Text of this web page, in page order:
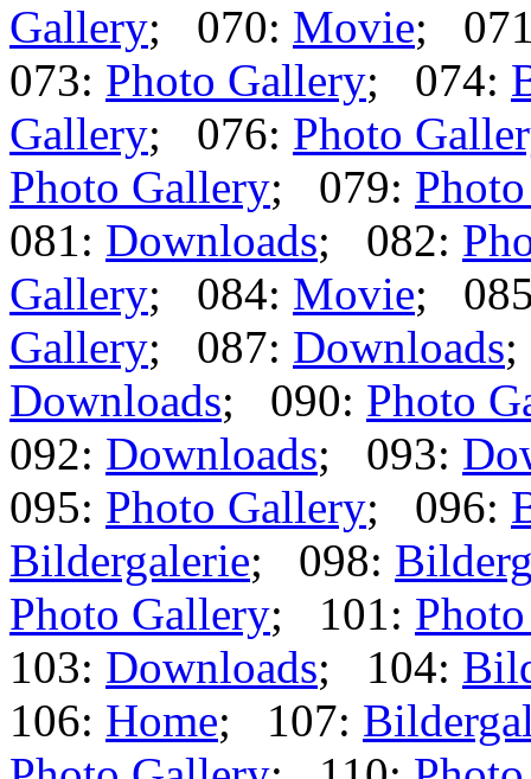
Gallery; 070: Movie;
073: Photo Gallery; 074:
Gallery; 076: Photo
Photo Gallery; 079:
081: Downloads; 082:
Gallery; 084: Movie;
Gallery; 087: Downloads
Downloads; 090: Photo
092: Downloads; 093:
095: Photo Gallery; 096:
Bildergalerie; 098:
Photo Gallery; 101:
103: Downloads; 104:
106: Home; 107: